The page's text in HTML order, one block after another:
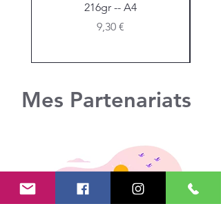
216gr -- A4
Prix
9,30 €
Mes Partenariats